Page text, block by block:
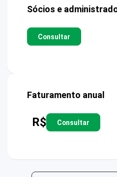
Sócios e
Consultar
Faturamento anual
R$ Consultar